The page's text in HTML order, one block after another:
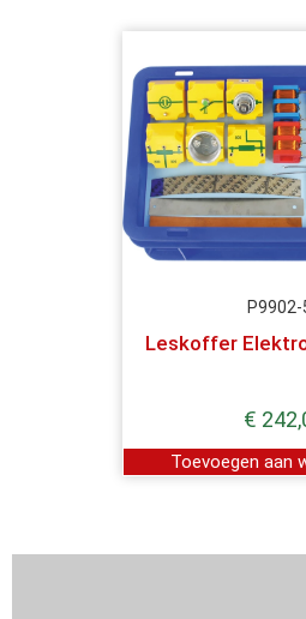
P9902-
Leskoffer
€
Toevoegen aan